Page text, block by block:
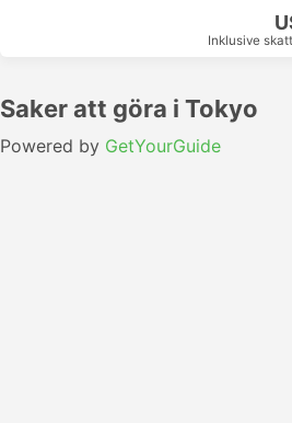
Inklusive
Saker att göra i Tokyo
Powered by GetYourGuide